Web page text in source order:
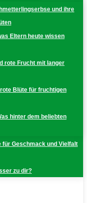
und ihre
Eltern heute wissen
rote Frucht mit langer
Blüte für fruchtigen
hinter dem beliebten
für Geschmack und Vielfalt
zu dir?